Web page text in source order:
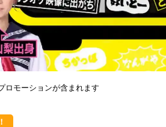
ロモーションが含まれます